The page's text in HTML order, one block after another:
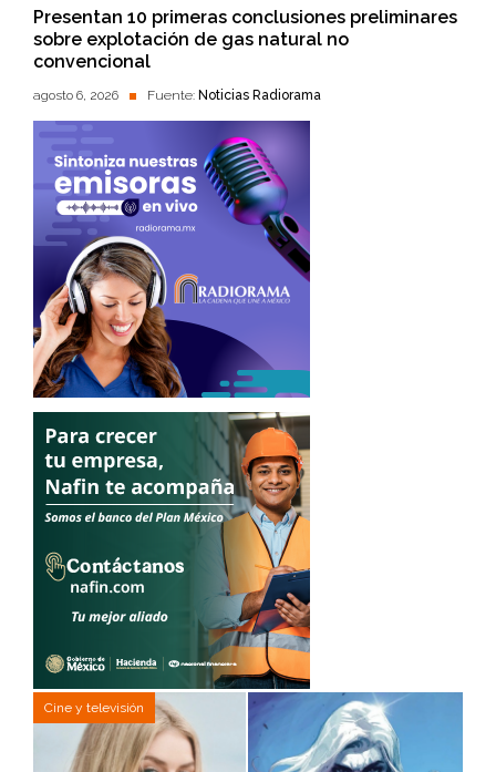
Presentan 10 primeras conclusiones preliminares
sobre explotación de gas natural no
convencional
agosto 6, 2026 Fuente: Noticias Radiorama
Cine y televisión